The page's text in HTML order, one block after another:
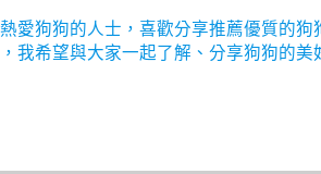
愛狗狗的人士，喜歡分享推薦優質的
我希望與大家一起了解、分享狗狗的美